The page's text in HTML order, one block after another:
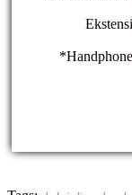
Ekstensi
*Handphone